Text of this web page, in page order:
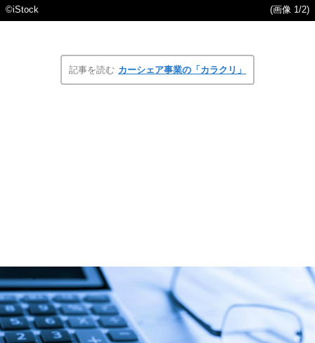
©iStock (画像 1/2)
記事を読む カーシェア事業の「カラクリ」